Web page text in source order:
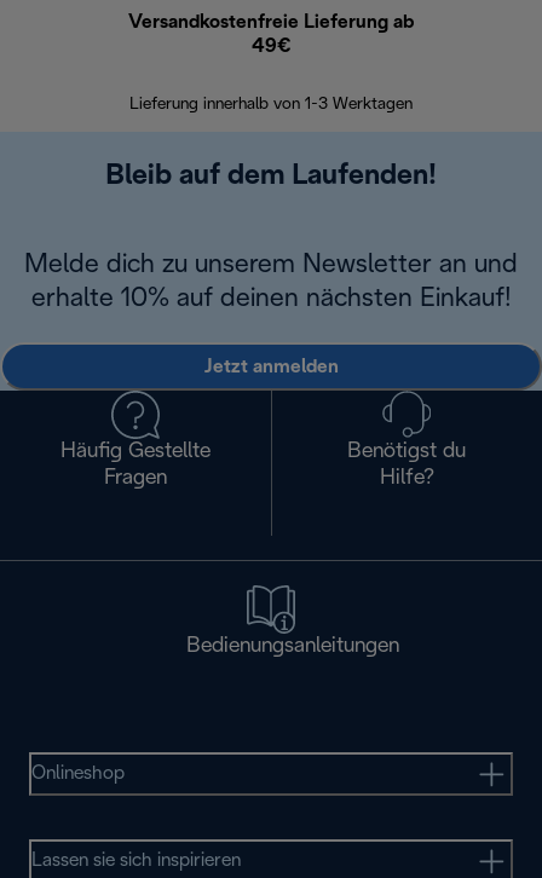
Versandkostenfreie Lieferung ab
49€
Lieferung innerhalb von 1-3 Werktagen
Bleib auf dem Laufenden!
Melde dich zu unserem Newsletter an und
erhalte 10% auf deinen nächsten Einkauf!
Jetzt anmelden
Häufig Gestellte
Fragen
Benötigst du
Hilfe?
Bedienungsanleitungen
Onlineshop
Lassen sie sich inspirieren